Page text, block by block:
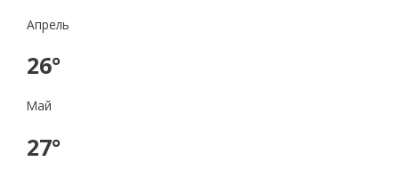
Апрель
26°
Май
27°